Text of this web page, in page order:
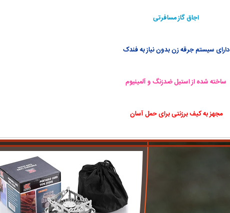
اجاق گاز مسافرتی
دارای سیستم جرقه زن بدون نیاز به فندک
ساخته شده از استیل ضدزنگ و آلمینیوم
مجهز به کیف برزنتی برای حمل آسان